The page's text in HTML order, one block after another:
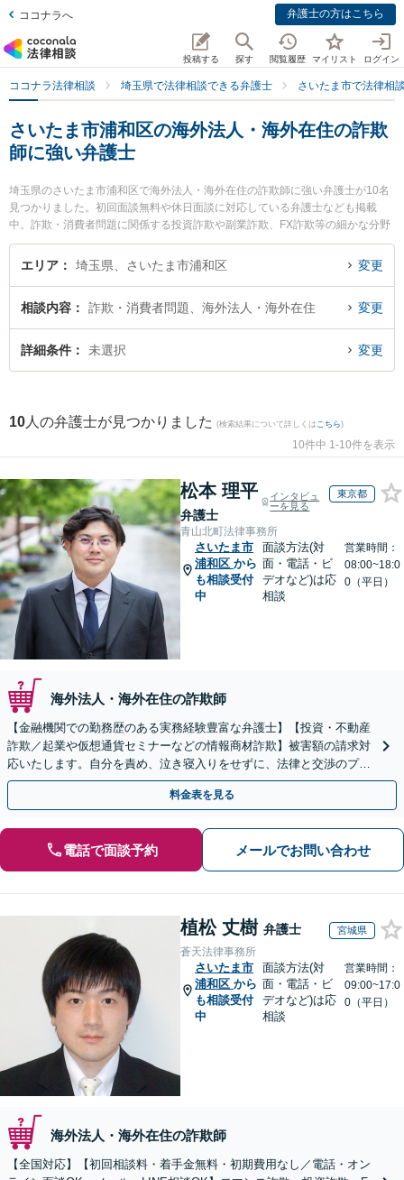
ココナラへ 弁護士の方はこちら
投稿する 探す 閲覧履歴 マイリスト ログイン
ココナラ法律相談 埼玉県で法律相談できる弁護士 さいたま市で法律相
さいたま市浦和区の海外法人・海外在住の詐欺
師に強い弁護士
埼玉県のさいたま市浦和区で海外法人・海外在住の詐欺師に強い弁護士が10名
見つかりました。初回面談無料や休日面談に対応している弁護士なども掲載
中。詐欺・消費者問題に関係する投資詐欺や副業詐欺、FX詐欺等の細かな分野
での絞り込み検索もでき便利です。特に弁護士法人KTG 浦和法律事務所の本多
将大弁護士や弁護士法人法律事務所フォレストの中尾 基哉弁護士、工藤啓介法
住の詐欺師のトラブルを今すぐに弁護士に相談したい』『海外法人・海外在住
の詐欺師のトラブル解決の実績豊富な近くの弁護士を検索したい』『初回相談
無料で海外法人・海外在住の詐欺師を法律相談できるさいたま市浦和区内の弁
エリア 埼玉県、さいたま市浦和区 変更
相談内容 詐欺・消費者問題、海外法人・海外在住 変更
詳細条件 未選択 変更
10 人の弁護士が見つかりました (検索結果について詳しくは こちら)
10件中 1-10件を表示
松本 理平
弁護士
インタビュ
ーを見る
東京都
青山北町法律事務所
さいたま市
浦和区 から
も相談受付
中
面談方法(対
面・電話・ビ
デオなど)は応
相談
営業時間：
08:00~18:0
0（平日）
海外法人・海外在住の詐欺師
【金融機関での勤務歴のある実務経験豊富な弁護士】【投資・不動産
詐欺／起業や仮想通貨セミナーなどの情報商材詐欺】被害額の請求対
応いたします。自分を責め、泣き寝入りをせずに、法律と交渉のプロ
にまずはご相談ください。【表参道駅から徒歩3分】
料金表を見る
電話で面談予約 メールでお問い合わせ
植松 丈樹 弁護士 宮城県
蒼天法律事務所
さいたま市
浦和区 から
も相談受付
中
面談方法(対
面・電話・ビ
デオなど)は応
相談
営業時間：
09:00~17:0
0（平日）
海外法人・海外在住の詐欺師
【全国対応】【初回相談料・着手金無料・初期費用なし／電話・オン